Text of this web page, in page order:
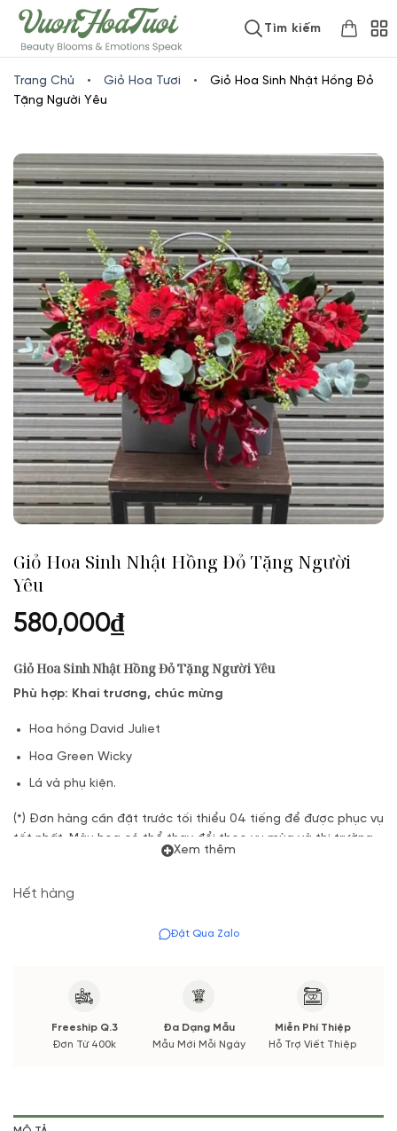
www.vuonhoatuoi.vnSkip
to
content
Tìm kiếm
Trang Chủ • Giỏ Hoa Tươi •
Giỏ Hoa Sinh Nhật Hồng Đỏ
Tặng Người Yêu
Giỏ Hoa Sinh Nhật Hồng Đỏ Tặng Người
Yêu
580,000₫
Giỏ Hoa Sinh Nhật Hồng Đỏ Tặng Người Yêu
Phù hợp: Khai trương, chúc mừng
Hoa hồng David Juliet
Hoa Green Wicky
Lá và phụ kiện.
(*) Đơn hàng cần đặt trước tối thiểu 04 tiếng để được phục vụ
tốt nhất. Màu hoa có thể thay đổi theo vụ mùa và thị trường.
Các thông tin thay đổi sẽ được cập nhật trước và xác nhận từ
Xem thêm
Hết hàng
Đặt Qua Zalo
Freeship Q.3
Đơn Từ 400k
Đa Dạng Mẫu
Mẫu Mới Mỗi Ngày
Miễn Phí Thiệp
Hỗ Trợ Viết Thiệp